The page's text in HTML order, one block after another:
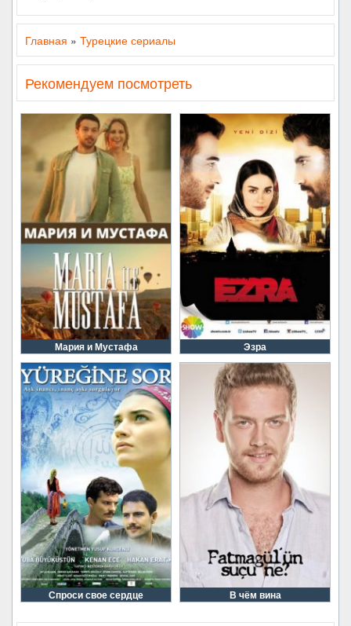
Главная » Турецкие сериалы
Рекомендуем посмотреть
Мария и Мустафа Эзра
Спроси свое сердце В чём вина